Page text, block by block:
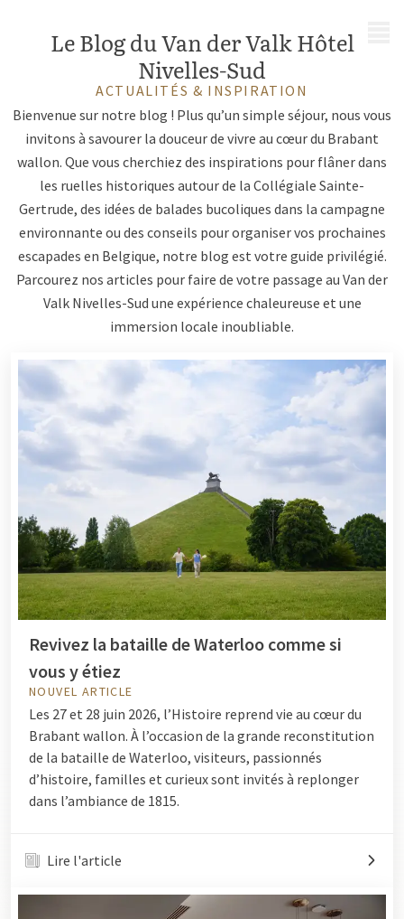
Le Blog du Van der Valk Hôtel
Nivelles-Sud
ACTUALITÉS & INSPIRATION
Bienvenue sur notre blog ! Plus qu’un simple séjour, nous vous
invitons à savourer la douceur de vivre au cœur du Brabant
wallon. Que vous cherchiez des inspirations pour flâner dans
les ruelles historiques autour de la Collégiale Sainte-
Gertrude, des idées de balades bucoliques dans la campagne
environnante ou des conseils pour organiser vos prochaines
escapades en Belgique, notre blog est votre guide privilégié.
Parcourez nos articles pour faire de votre passage au Van der
Valk Nivelles-Sud une expérience chaleureuse et une
immersion locale inoubliable.
Revivez la bataille de Waterloo comme si
vous y étiez
NOUVEL ARTICLE
Les 27 et 28 juin 2026, l’Histoire reprend vie au cœur du
Brabant wallon. À l’occasion de la grande reconstitution
de la bataille de Waterloo, visiteurs, passionnés
d’histoire, familles et curieux sont invités à replonger
dans l’ambiance de 1815.
Lire l'article